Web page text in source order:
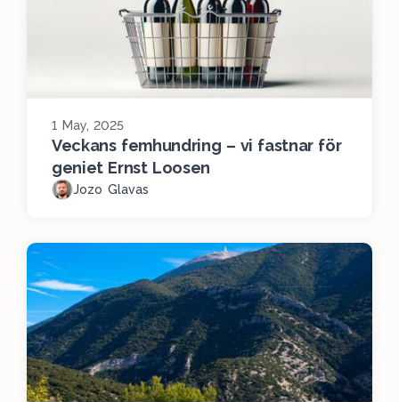
1 May, 2025
Veckans femhundring – vi fastnar för
geniet Ernst Loosen
Jozo Glavas